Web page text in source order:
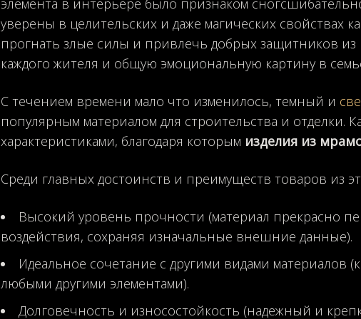
уверены в целительских и даже магических свойствах
прогнать злые силы и привлечь добрых защитников
каждого жителя и общую эмоциональную картину в
С течением времени мало что изменилось, темный и
популярным материалом для строительства и
характеристиками, благодаря которым изделия из
Среди главных достоинств и преимуществ товаров из
Высокий уровень прочности (материал прекрасно
воздействия, сохраняя изначальные внешние данные).
Идеальное сочетание с другими видами материалов
любыми другими элементами).
Долговечность и износостойкость (надежный и